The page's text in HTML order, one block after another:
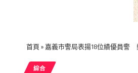
首頁 »嘉義市警局表揚18位績優員警
綜合